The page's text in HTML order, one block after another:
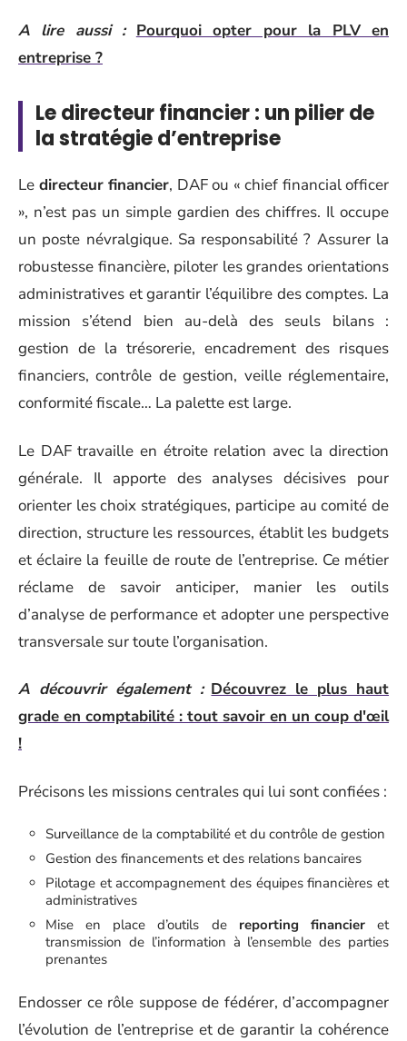
A lire aussi : Pourquoi opter pour la PLV en
entreprise ?
Le directeur financier : un pilier de
la stratégie d’entreprise
Le directeur financier, DAF ou « chief financial officer
», n’est pas un simple gardien des chiffres. Il occupe
un poste névralgique. Sa responsabilité ? Assurer la
robustesse financière, piloter les grandes orientations
administratives et garantir l’équilibre des comptes. La
mission s’étend bien au-delà des seuls bilans :
gestion de la trésorerie, encadrement des risques
financiers, contrôle de gestion, veille réglementaire,
conformité fiscale… La palette est large.
Le DAF travaille en étroite relation avec la direction
générale. Il apporte des analyses décisives pour
orienter les choix stratégiques, participe au comité de
direction, structure les ressources, établit les budgets
et éclaire la feuille de route de l’entreprise. Ce métier
réclame de savoir anticiper, manier les outils
d’analyse de performance et adopter une perspective
transversale sur toute l’organisation.
A découvrir également : Découvrez le plus haut
grade en comptabilité : tout savoir en un coup d'œil
!
Précisons les missions centrales qui lui sont confiées :
Surveillance de la comptabilité et du contrôle de gestion
Gestion des financements et des relations bancaires
Pilotage et accompagnement des équipes financières et
administratives
Mise en place d’outils de reporting financieret
transmission de l’information à l’ensemble des parties
prenantes
Endosser ce rôle suppose de fédérer, d’accompagner
l’évolution de l’entreprise et de garantir la cohérence